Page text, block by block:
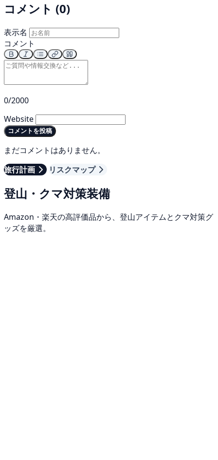
コメント (0)
表示名
コメント
0/2000
Website
コメントを投稿
まだコメントはありません。
旅行計画
リスクマップ
登山・クマ対策装備
Amazon・楽天の高評価品から、登山アイテムとクマ対策グ
ッズを厳選。